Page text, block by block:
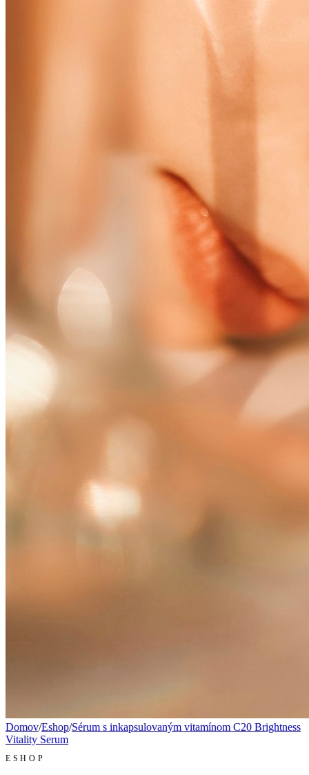
Domov/Eshop/Sérum s inkapsulovaným vitamínom C20 Brightness
Vitality Serum
ESHOP